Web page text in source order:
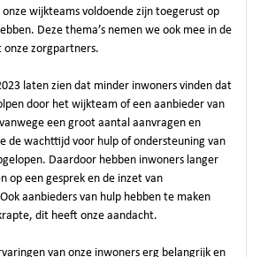
wijkteams voldoende zijn toegerust op
Deze thema’s nemen we ook mee in de
onze zorgpartners.
laten zien dat minder inwoners vinden dat
door het wijkteam of een aanbieder van
een groot aantal aanvragen en
de wachttijd voor hulp of ondersteuning van
Daardoor hebben inwoners langer
op een gesprek en de inzet van
aanbieders van hulp hebben te maken
dit heeft onze aandacht.
van onze inwoners erg belangrijk en